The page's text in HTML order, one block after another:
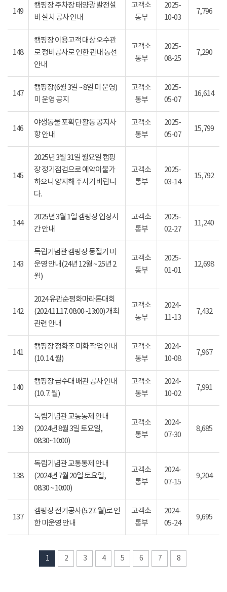
149
캠핑장 주차장 태양광 발전설
비 설치 공사 안내
고객소
통부
2025-
10-03
7,796
148
캠핑장 이용고객 대상 오수관
로 정비공사로 인한 관내 동선
안내
고객소
통부
2025-
08-25
7,290
147
캠핑장(6월 3일 ~ 8일 미 운영)
미 운영 공지
고객소
통부
2025-
05-07
16,614
146
야생동물 포획단 활동 공지사
항 안내
고객소
통부
2025-
05-07
15,799
145
2025년 3월 31일 월요일 캠핑
장 정기점검으로 예약이불가
하오니 양지해 주시기 바랍니
다.
고객소
통부
2025-
03-14
15,792
144
2025년 3월 1일 캠핑장 입장시
간 안내
고객소
통부
2025-
02-27
11,240
143
독립기념관 캠핑장 동절기 미
운영 안내(24년 12월 ~ 25년 2
월)
고객소
통부
2025-
01-01
12,698
142
2024 유관순평화마라톤대회
(2024.11.17. 08:00~13:00) 개최
관련 안내
고객소
통부
2024-
11-13
7,432
141
캠핑장 정화조 미화 작업 안내
(10. 14. 월)
고객소
통부
2024-
10-08
7,967
140
캠핑장 급수대 배관 공사 안내
(10. 7. 월)
고객소
통부
2024-
10-02
7,991
139
독립기념관 교통통제 안내
(2024년 8월 3일 토요일,
08:30~10:00)
고객소
통부
2024-
07-30
8,685
138
독립기념관 교통통제 안내
(2024년 7월 20일 토요일,
08:30 ~ 10:00)
고객소
통부
2024-
07-15
9,204
137
캠핑장 전기공사(5.27. 월)로 인
한 미운영 안내
고객소
통부
2024-
05-24
9,695
1 2 3 4 5 6 7 8